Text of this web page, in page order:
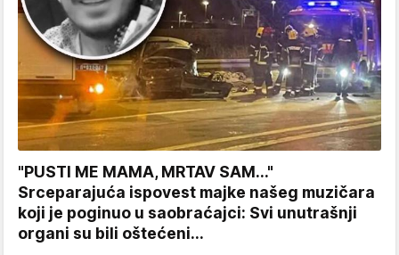
"PUSTI ME MAMA, MRTAV SAM..."
Srceparajuća ispovest majke našeg muzičara
koji je poginuo u saobraćajci: Svi unutrašnji
organi su bili oštećeni...